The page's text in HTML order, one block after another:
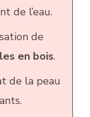
de l’eau.
de
en bois.
de la peau